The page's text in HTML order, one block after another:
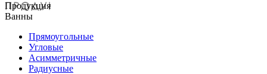
Продукция
Ванны
Прямоугольные
Угловые
Асимметричные
Радиусные